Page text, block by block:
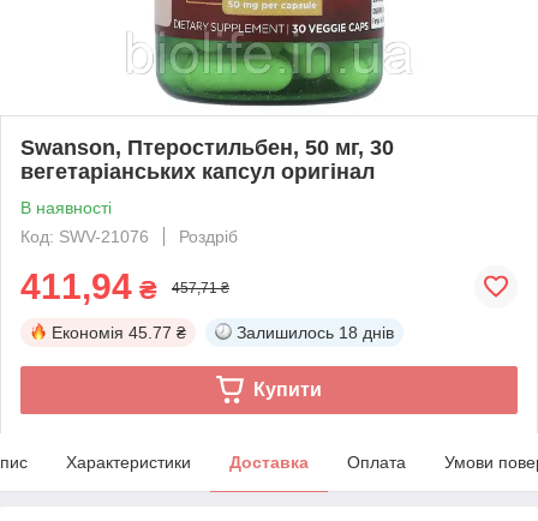
Swanson, Птеростильбен, 50 мг, 30
вегетаріанських капсул оригінал
В наявності
Код: SWV-21076
Роздріб
411,94 ₴ 457,71 ₴
Економія 45.77 ₴ Залишилось 18 днів
Купити
Характеристики Доставка Оплата Умови